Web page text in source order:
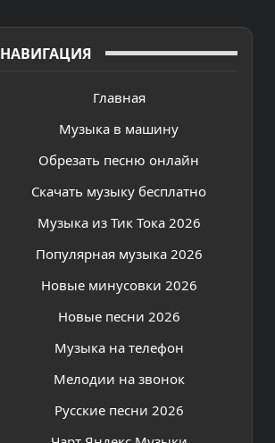
НАВИГАЦИЯ
Главная
Музыка в машину
Обрезать песню онлайн
Скачать музыку бесплатно
Музыка из Тик Тока 2026
Популярная музыка 2026
Новые минусовки 2026
Новые песни 2026
Музыка на телефон
Мелодии на звонок
Русские песни 2026